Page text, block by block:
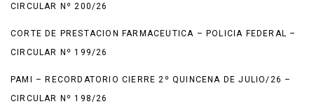
CIRCULAR Nº 200/26
CORTE DE PRESTACION FARMACEUTICA – POLICIA FEDERAL –
CIRCULAR Nº 199/26
PAMI – RECORDATORIO CIERRE 2º QUINCENA DE JULIO/26 –
CIRCULAR Nº 198/26